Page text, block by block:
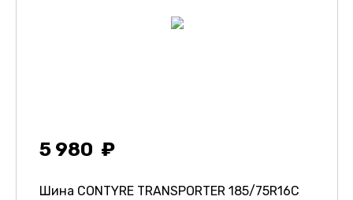
5 980
Шина CONTYRE TRANSPORTER 185/75R16C